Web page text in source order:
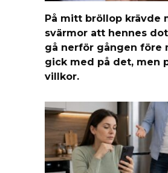
På mitt bröllop krävde
svärmor att hennes
gå nerför gången före
gick med på det, men
villkor.